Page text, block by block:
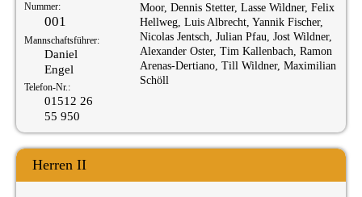
Nummer:
001
Mannschaftsführer:
Daniel
Engel
Telefon-Nr.:
01512 26
55 950
Moor, Dennis Stetter, Lasse Wildner, Felix
Hellweg, Luis Albrecht, Yannik Fischer,
Nicolas Jentsch, Julian Pfau, Jost Wildner,
Alexander Oster, Tim Kallenbach, Ramon
Arenas-Dertiano, Till Wildner, Maximilian
Schöll
Herren II